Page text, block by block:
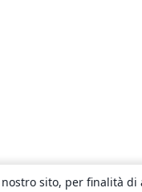
sito, per finalità